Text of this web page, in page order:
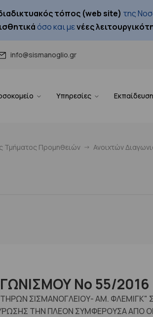
τόπος (web site) της
όσο και μενέες
info@sismanoglio.gr
Υπηρεσίες Εκπαίδευση
Τμήματος Προμηθειών Ανοιχτών
No 55/2016
ΣΙΣΜΑΝΟΓΛΕΙΟΥ- ΑΜ.
ΤΗΝ ΠΛΕΟΝ ΣΥΜΦΕΡΟΥΣΑ ΑΠΟ